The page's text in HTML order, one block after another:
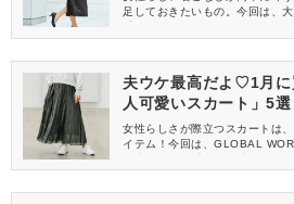
足しておきたいもの。今回は、
つもよりフレッシュな印象の1
夫ウケ最高だよ♡1月
人可愛いスカート」5選
女性らしさが際立つスカートは
イテム！今回は、GLOBAL
でのお出かけにぜひ取り入れて